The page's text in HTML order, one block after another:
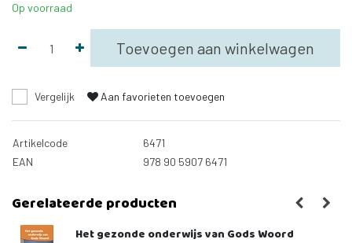
Op voorraad
Toevoegen aan winkelwagen
Vergelijk Aan favorieten toevoegen
Artikelcode
6471
EAN
978 90 5907 6471
Gerelateerde producten
Het gezonde onderwijs van Gods Woord